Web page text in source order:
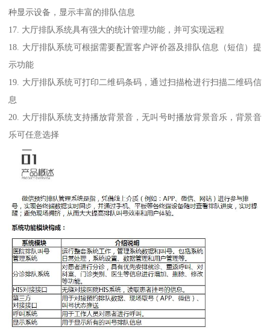
种显示设备，显示丰富的排队信息
17. 大厅排队系统具有强大的统计管理功能，并可实现远程
18. 大厅排队系统可根据需要配置客户评价器及排队信息（短信）提
示功能
19. 大厅排队系统可打印二维码条码，通过扫描枪进行扫描二维码信
息
20. 大厅排队系统支持播放背景音，无叫号时播放背景音乐，背景音
乐可任意选择